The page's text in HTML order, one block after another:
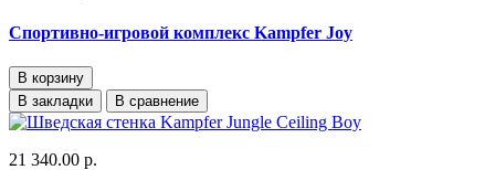
Спортивно-игровой комплекс Kampfer Joy
В корзину
В закладки
В сравнение
21 340.00 р.